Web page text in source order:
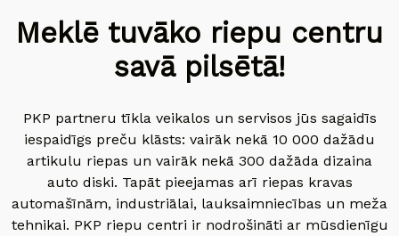
Meklē tuvāko riepu centru
savā pilsētā!
PKP partneru tīkla veikalos un servisos jūs sagaidīs
iespaidīgs preču klāsts: vairāk nekā 10 000 dažādu
artikulu riepas un vairāk nekā 300 dažāda dizaina
auto diski. Tapāt pieejamas arī riepas kravas
automašīnām, industriālai, lauksaimniecības un meža
tehnikai. PKP riepu centri ir nodrošināti ar mūsdienīgu